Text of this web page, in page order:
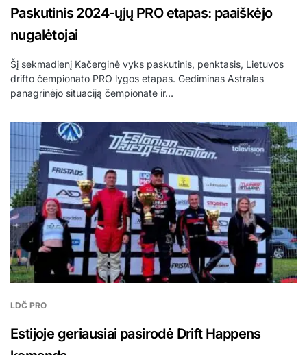
Paskutinis 2024-ųjų PRO etapas: paaiškėjo
nugalėtojai
Šį sekmadienį Kačerginė vyks paskutinis, penktasis, Lietuvos
drifto čempionato PRO lygos etapas. Gediminas Astralas
panagrinėjo situaciją čempionate ir…
LDČ PRO
Estijoje geriausiai pasirodė Drift Happens